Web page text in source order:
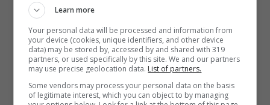
richiedere sorveglianza intensiva o
interventi medici durante il travaglio
stesso.
Una domanda frequente riguarda ildolore
Learn more
Your personal data will be processed and information from
your device (cookies, unique identifiers, and other device
data) may be stored by, accessed by and shared with 319
partners, or used specifically by this site. We and our partners
may use precise geolocation data. List of partners.
Some vendors may process your personal data on the basis
of legitimate interest, which you can object to by managing